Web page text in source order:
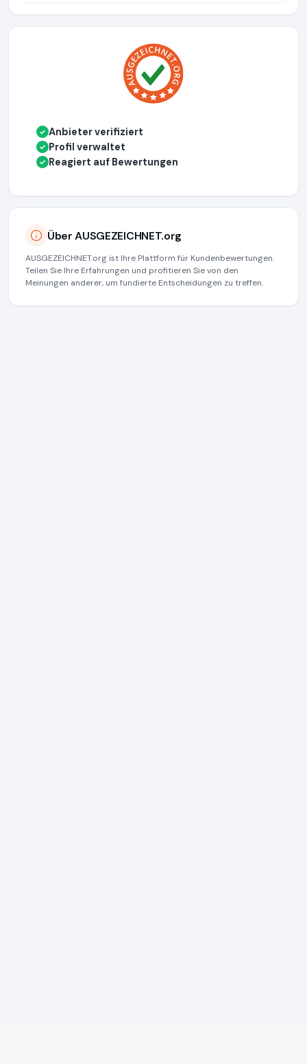
✓ Anbieter verifiziert
✓ Profil verwaltet
✓ Reagiert auf Bewertungen
Über AUSGEZEICHNET.org
AUSGEZEICHNET.org ist Ihre Plattform für Kundenbewertungen.
Teilen Sie Ihre Erfahrungen und profitieren Sie von den
Meinungen anderer, um fundierte Entscheidungen zu treffen.